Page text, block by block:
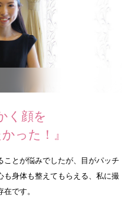
く顔を
った！』
ことが悩みでしたが、目がパッチ
も身体も整えてもらえる、私に撮
です。